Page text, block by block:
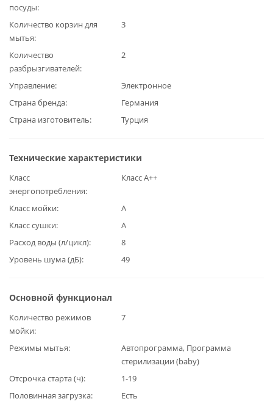
посуды
Количество корзин для
мытья
3
Количество
разбрызгивателей
2
Управление
Электронное
Страна бренда
Германия
Страна изготовитель
Турция
Технические характеристики
Класс
энергопотребления
Класс А++
Класс мойки
А
Класс сушки
А
Расход воды (л/цикл)
8
Уровень шума (дБ)
49
Основной функционал
Количество режимов
мойки
7
Режимы мытья
Автопрограмма, Программа
стерилизации (baby)
Отсрочка старта (ч)
1-19
Половинная загрузка
Есть